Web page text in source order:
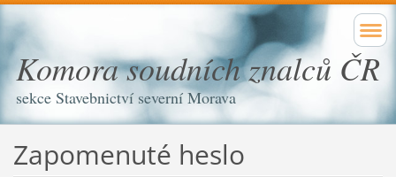
Komora soudních znalců ČR
sekce Stavebnictví severní Morava
Zapomenuté heslo